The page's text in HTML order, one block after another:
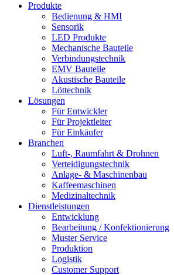
Produkte
Bedienung & HMI
Sensorik
LED Produkte
Mechanische Bauteile
Verbindungstechnik
EMV Bauteile
Akustische Bauteile
Löttechnik
Lösungen
Für Entwickler
Für Projektleiter
Für Einkäufer
Branchen
Luft-, Raumfahrt & Drohnen
Verteidigungstechnik
Anlage- & Maschinenbau
Kaffeemaschinen
Medizinaltechnik
Dienstleistungen
Entwicklung
Bearbeitung / Konfektionierung
Muster Service
Produktion
Logistik
Customer Support